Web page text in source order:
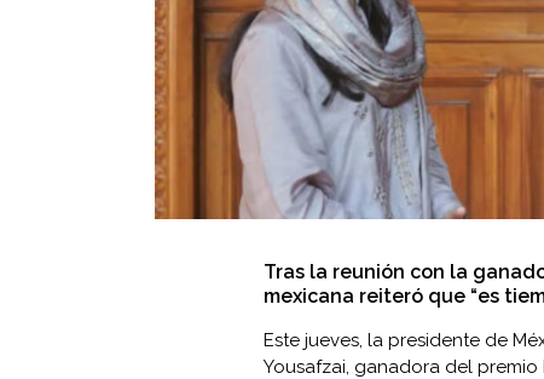
Tras la reunión con la
mexicana reiteró que “es
Este jueves, la presidente de
Yousafzai, ganadora del